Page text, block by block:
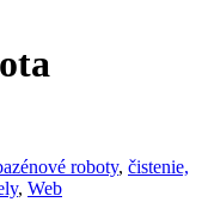
roboty, čistenie,
, Web